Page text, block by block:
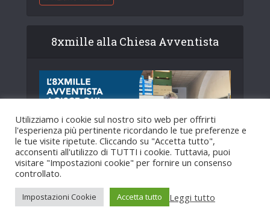
8xmille alla Chiesa Avventista
Copyright © 2025. Creato daHopeMedia Italia
Utilizziamo i cookie sul nostro sito web per offrirti
l'esperienza più pertinente ricordando le tue preferenze e
le tue visite ripetute. Cliccando su "Accetta tutto",
acconsenti all'utilizzo di TUTTI i cookie. Tuttavia, puoi
visitare "Impostazioni cookie" per fornire un consenso
controllato.
Impostazioni Cookie Accetta tutto
Leggi tutto